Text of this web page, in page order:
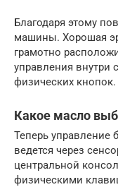
Благодаря этому
машины. Хорошая
грамотно
управления внутри
физических кнопок.
Какое масло
Теперь управление
ведется через
центральной
физическими